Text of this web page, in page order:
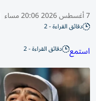
7 أغسطس 2026 20:06 مساء
دقائق القراءة - 2
استمع دقائق القراءة - 2